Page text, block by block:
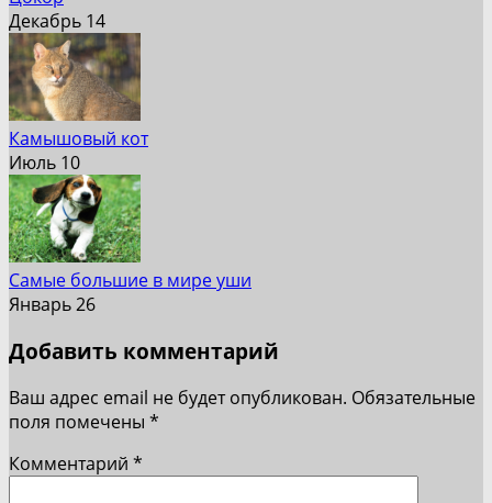
Декабрь 14
Камышовый кот
Июль 10
Самые большие в мире уши
Январь 26
Добавить комментарий
Ваш адрес email не будет опубликован. Обязательные
поля помечены *
Комментарий *